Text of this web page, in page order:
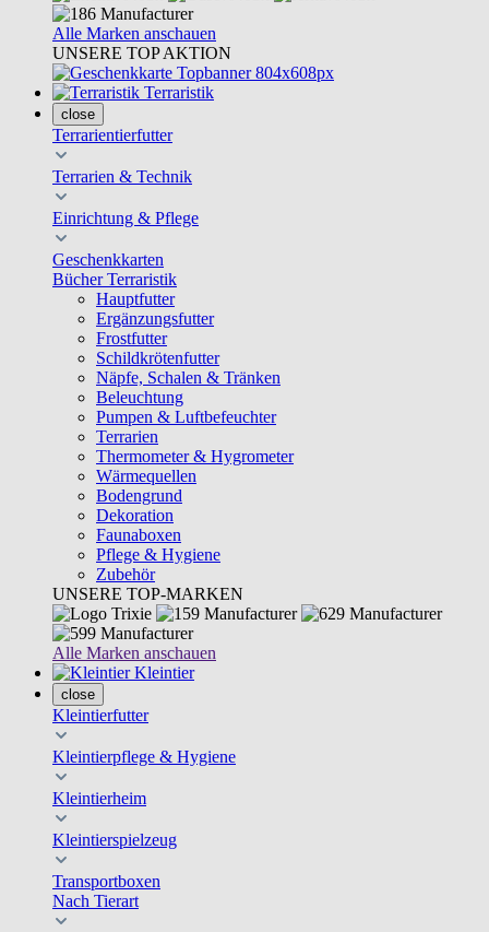
Alle Marken anschauen
UNSERE TOP AKTION
Terraristik
close
Terrarientierfutter
Terrarien & Technik
Einrichtung & Pflege
Geschenkkarten
Bücher Terraristik
Hauptfutter
Ergänzungsfutter
Frostfutter
Schildkrötenfutter
Näpfe, Schalen & Tränken
Beleuchtung
Pumpen & Luftbefeuchter
Terrarien
Thermometer & Hygrometer
Wärmequellen
Bodengrund
Dekoration
Faunaboxen
Pflege & Hygiene
Zubehör
UNSERE TOP-MARKEN
Alle Marken anschauen
Kleintier
close
Kleintierfutter
Kleintierpflege & Hygiene
Kleintierheim
Kleintierspielzeug
Transportboxen
Nach Tierart